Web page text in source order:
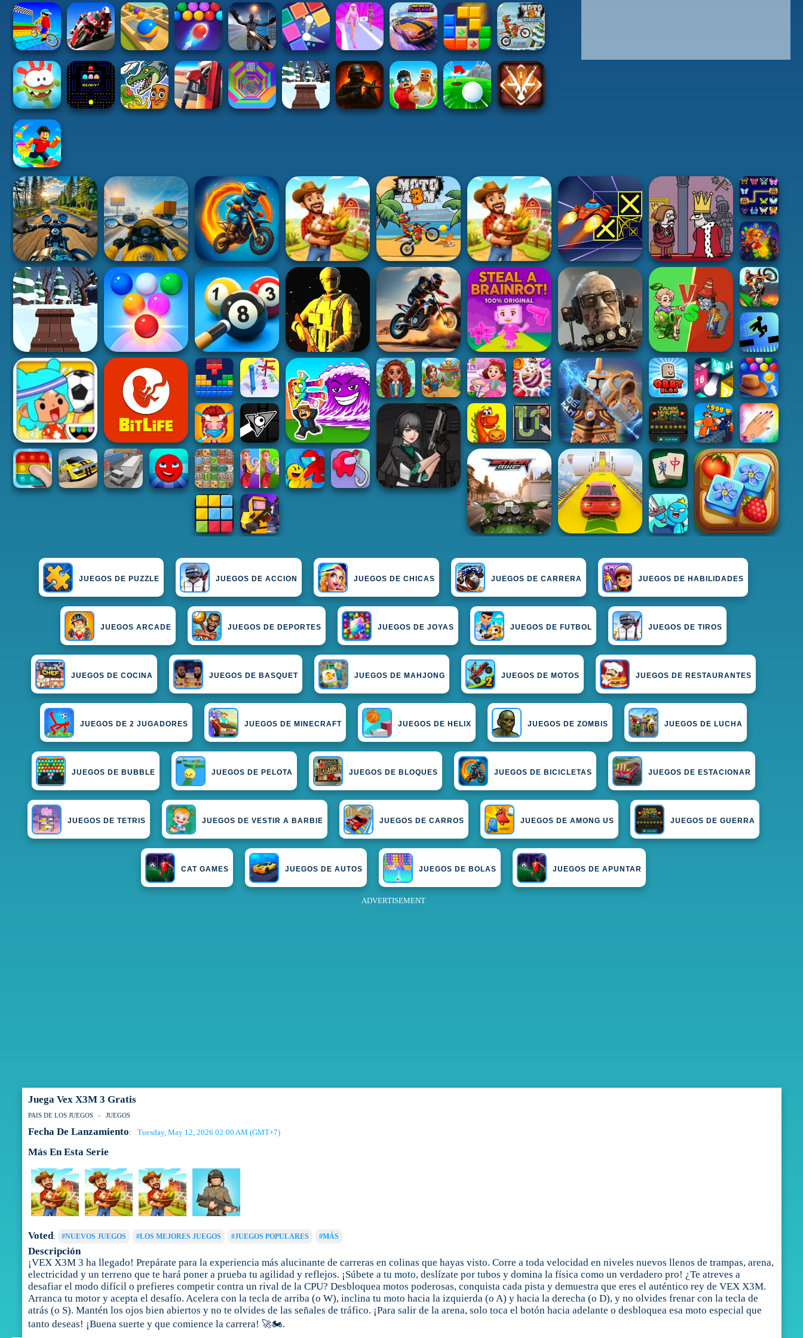
JUEGOS DE PUZZLE JUEGOS DE ACCION JUEGOS DE CHICAS JUEGOS DE CARRERA JUEGOS DE HABILIDADES
JUEGOS ARCADE JUEGOS DE DEPORTES JUEGOS DE JOYAS JUEGOS DE FUTBOL JUEGOS DE TIROS
JUEGOS DE COCINA JUEGOS DE BASQUET JUEGOS DE MAHJONG JUEGOS DE MOTOS JUEGOS DE RESTAURANTES
JUEGOS DE 2 JUGADORES JUEGOS DE MINECRAFT JUEGOS DE HELIX JUEGOS DE ZOMBIS JUEGOS DE LUCHA
JUEGOS DE BUBBLE JUEGOS DE PELOTA JUEGOS DE BLOQUES JUEGOS DE BICICLETAS JUEGOS DE ESTACIONAR
JUEGOS DE TETRIS JUEGOS DE VESTIR A BARBIE JUEGOS DE CARROS JUEGOS DE AMONG US JUEGOS DE GUERRA
CAT GAMES JUEGOS DE AUTOS JUEGOS DE BOLAS JUEGOS DE APUNTAR
ADVERTISEMENT
Juega Vex X3M 3 Gratis
PAIS DE LOS JUEGOS JUEGOS
Fecha De Lanzamiento: Tuesday, May 12, 2026 02:00 AM (GMT+7)
Más En Esta Serie
Voted: #NUEVOS JUEGOS #LOS MEJORES JUEGOS #JUEGOS POPULARES #MÁS
Descripción
¡VEX X3M 3 ha llegado! Prepárate para la experiencia más alucinante de carreras en colinas que hayas visto. Corre a toda velocidad en niveles nuevos llenos de trampas, arena,
electricidad y un terreno que te hará poner a prueba tu agilidad y reflejos. ¡Súbete a tu moto, deslízate por tubos y domina la física como un verdadero pro! ¿Te atreves a
desafiar el modo difícil o prefieres competir contra un rival de la CPU? Desbloquea motos poderosas, conquista cada pista y demuestra que eres el auténtico rey de VEX X3M.
Arranca tu motor y acepta el desafío. Acelera con la tecla de arriba (o W), inclina tu moto hacia la izquierda (o A) y hacia la derecha (o D), y no olvides frenar con la tecla de
atrás (o S). Mantén los ojos bien abiertos y no te olvides de las señales de tráfico. ¡Para salir de la arena, solo toca el botón hacia adelante o desbloquea esa moto especial que
tanto deseas! ¡Buena suerte y que comience la carrera! 🚀🏍️.